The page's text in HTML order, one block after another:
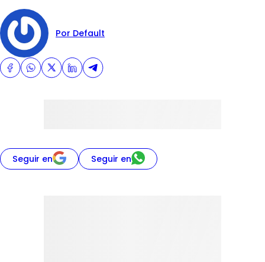
Por Default
Seguir en Seguir en